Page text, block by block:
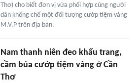
Thơ) cho biết đơn vị vừa phối hợp cùng người
dân khống chế một đối tượng cướp tiệm vàng
M.V.P trên địa bàn.
Nam thanh niên đeo khẩu trang,
cầm búa cướp tiệm vàng ở Cần
Thơ